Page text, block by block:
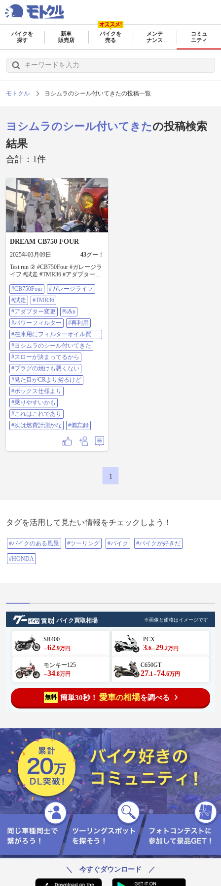
バイクを
探す
新車
販売店
バイクを
売る
メンテ
ナンス
コミュ
ニティ
モトクル ヨシムラのシール付いてきたの投稿一覧
ヨシムラのシール付いてきたの投稿検索
結果
合計：1件
DREAM CB750 FOUR
2025年03月09日 43グー！
Test run ② #CB750Four #ガレージラ
イフ #試走 #TMR36 #アダプター変
用 #在庫用にフィルターオイル買っ
たら #ヨシムラのシール付いてきた
#スローが決まってるから #プラグ
の焼けも悪くない #見た目がCRよ
り劣るけど #ボックス仕様より #乗
りやすいかも #これはこれであり #
次は燃費計測かな #備忘録
#CB750Four
#ガレージライフ
#試走
#TMR36
#アダプター変更
#k&n
#パワーフィルター
#再利用
#在庫用にフィルターオイル買っ
たら
#ヨシムラのシール付いてきた
#スローが決まってるから
#プラグの焼けも悪くない
#見た目がCRより劣るけど
#ボックス仕様より
#乗りやすいかも
#これはこれであり
#次は燃費計測かな
#備忘録
1
タグを活用して見たい情報をチェックしよう！
#バイクのある風景 #ツーリング #バイク #バイクが好きだ
#HONDA
バイク買取相場 ※画像と価格はイメージです
SR400
～62.9万円
PCX
3.6～29.2万円
モンキー125
～34.8万円
C650GT
27.1 ～ 74.6万円
無料 簡単30秒！ 愛車の相場を調べる
＼ 今すぐダウンロード ／